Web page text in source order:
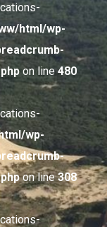
html/wp-
on line480
wp-
on line308